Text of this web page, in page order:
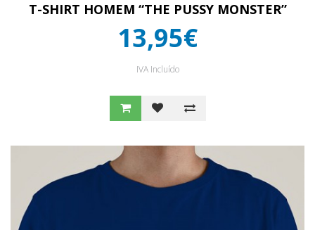
T-SHIRT HOMEM “THE PUSSY MONSTER”
13,95€
IVA Incluído